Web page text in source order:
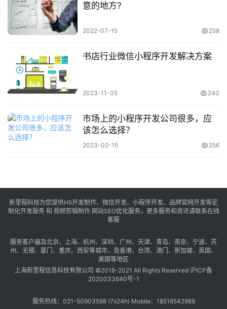
意的地方?
2022-07-15 258
书店行业微信小程序开发解决方案
2023-11-05 240
市场上的小程序开发公司很多，应
该怎么选择？
2023-02-15 256
新里程科技为您提供H5开发制作、微信开发、小程序开发、品牌官网开发等定
制化开发服务 和 视频剪辑制作 网站SEO优化服务，更多服务和资讯请联系在线
客服
服务客户遍及北京、 上海、 杭州 、 深圳 、 广州 、 天津、 青岛、 南京、 宁波、 苏
州 、 无锡、 厦门 、 重庆、 西安等城市，及香港、 台湾、 澳门 、 新加坡、 英国 、
美国等地区
上海新里程信息科技有限公司 ©2018-2021 All Rights Reserved 沪ICP备
2020033640号-1
服务热线：021-50903598 (7x24h) Mobile：18516542989